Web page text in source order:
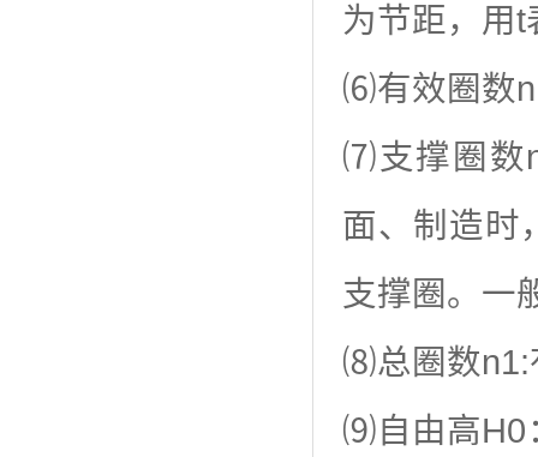
为节距，用t
⑹有效圈数n
⑺支撑圈数
面、制造时
支撑圈。一
⑻总圈数n1:
⑼自由高H0